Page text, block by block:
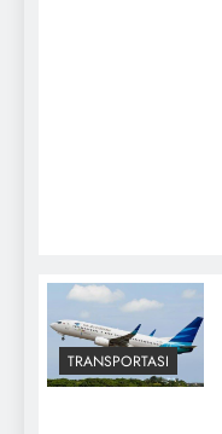
TRANSPORTASI